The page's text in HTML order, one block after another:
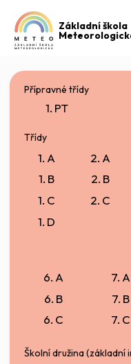
Základní škola
Přípravné třídy
1. PT
Třídy
1. A
1. B
1. C
1. D
2. A
2. B
2. C
6. A
6. B
6. C
7. A
7. B
7. C
Školní družina (základní